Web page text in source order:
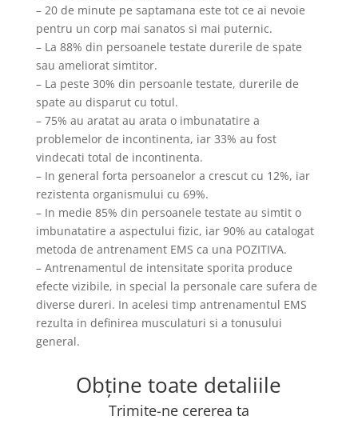
– 20 de minute pe saptamana este tot ce ai nevoie
pentru un corp mai sanatos si mai puternic.
– La 88% din persoanele testate durerile de spate
sau ameliorat simtitor.
– La peste 30% din persoanle testate, durerile de
spate au disparut cu totul.
– 75% au aratat au arata o imbunatatire a
problemelor de incontinenta, iar 33% au fost
vindecati total de incontinenta.
– In general forta persoanelor a crescut cu 12%, iar
rezistenta organismului cu 69%.
– In medie 85% din persoanele testate au simtit o
imbunatatire a aspectului fizic, iar 90% au catalogat
metoda de antrenament EMS ca una POZITIVA.
– Antrenamentul de intensitate sporita produce
efecte vizibile, in special la personale care sufera de
diverse dureri. In acelesi timp antrenamentul EMS
rezulta in definirea musculaturi si a tonusului
general.
Obține toate detaliile
Trimite-ne cererea ta